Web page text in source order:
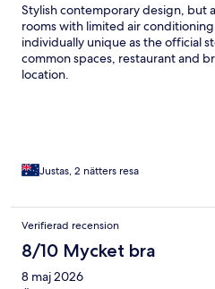
Stylish contemporary design, but
rooms with limited air
individually unique as the official
common spaces, restaurant and
location.
Justas, 2 nätters resa
Verifierad recension
8/10 Mycket bra
8 maj 2026